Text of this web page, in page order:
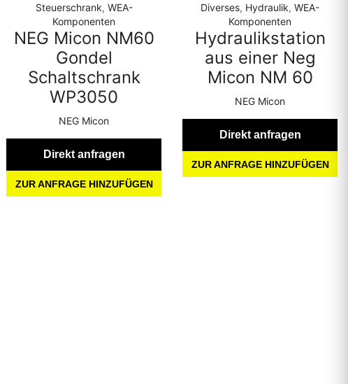
Steuerschrank, WEA-
Komponenten
NEG Micon NM60
Gondel
Schaltschrank
WP3050
NEG Micon
Direkt anfragen
ZUR ANFRAGE HINZUFÜGEN
Diverses, Hydraulik, WEA-
Komponenten
Hydraulikstation
aus einer Neg
Micon NM 60
NEG Micon
Direkt anfragen
ZUR ANFRAGE HINZUFÜGEN